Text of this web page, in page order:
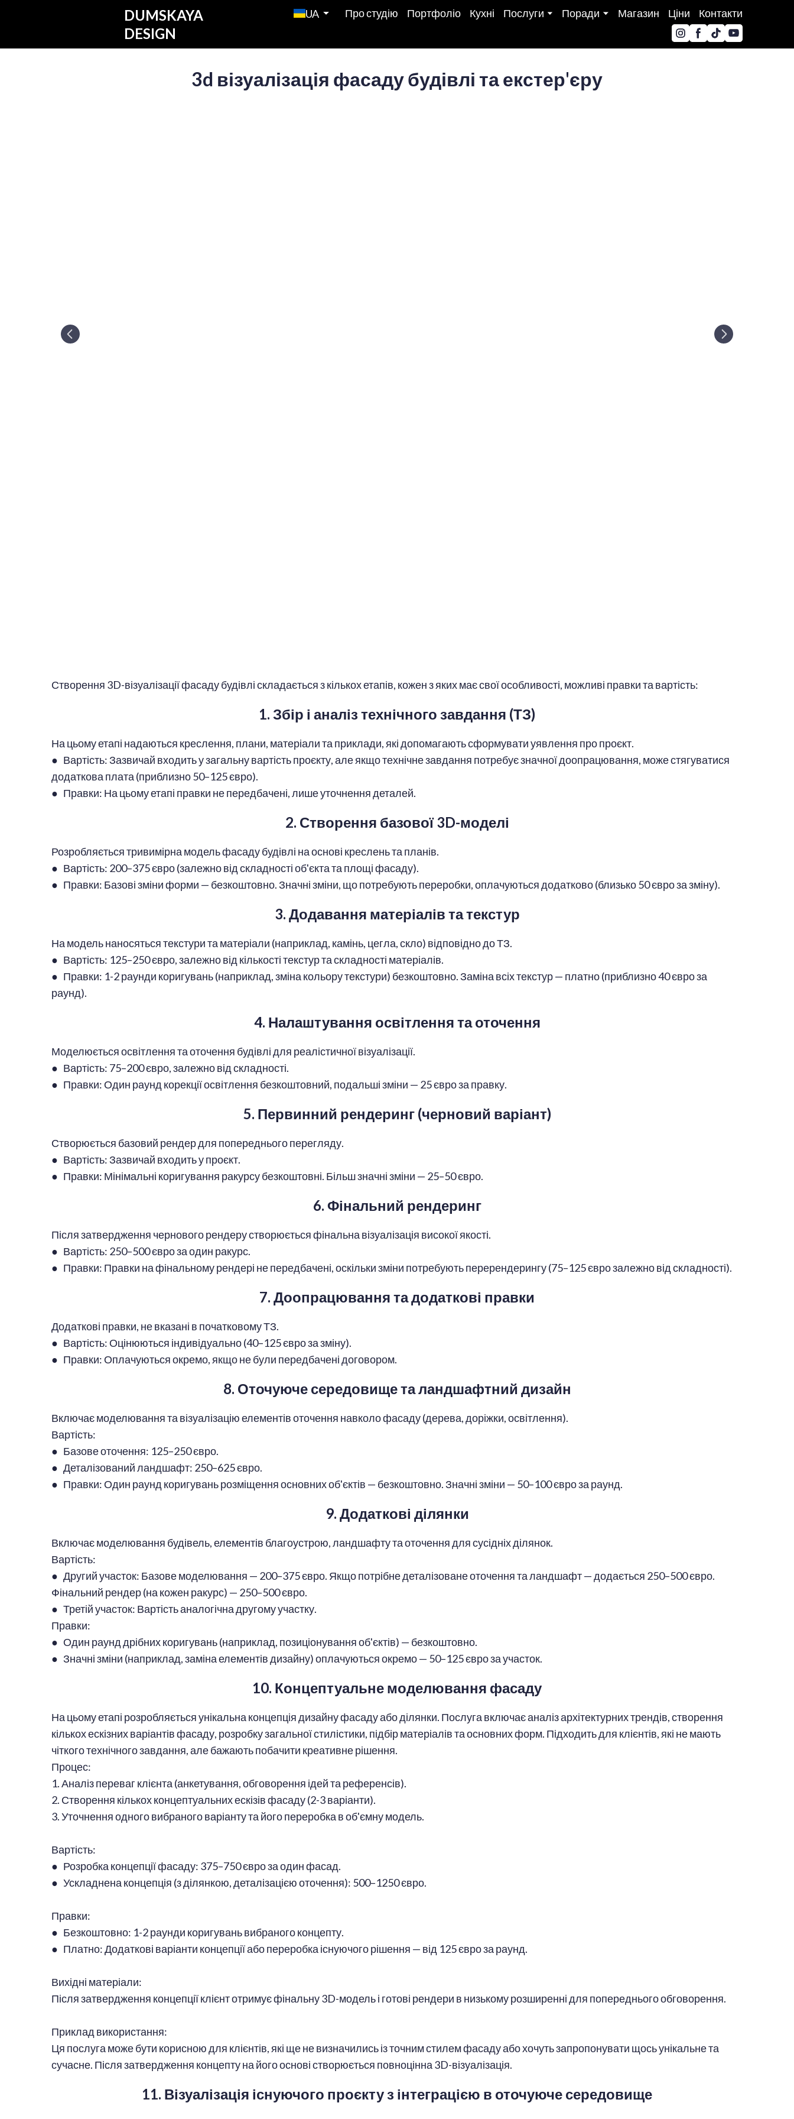
DUMSKAYA
DESIGN
UA Про студію Портфоліо Кухні Послуги Поради Магазин Ціни Контакти
3d візуалізація фасаду будівлі та екстер'єру
Створення 3D-візуалізації фасаду будівлі складається з кількох етапів, кожен з яких має свої особливості, можливі правки та вартість:
1. Збір і аналіз технічного завдання (ТЗ)
На цьому етапі надаються креслення, плани, матеріали та приклади, які допомагають сформувати уявлення про проєкт.
● Вартість: Зазвичай входить у загальну вартість проєкту, але якщо технічне завдання потребує значної доопрацювання, може стягуватися
додаткова плата (приблизно 50–125 євро).
● Правки: На цьому етапі правки не передбачені, лише уточнення деталей.
2. Створення базової 3D-моделі
Розробляється тривимірна модель фасаду будівлі на основі креслень та планів.
● Вартість: 200–375 євро (залежно від складності об'єкта та площі фасаду).
● Правки: Базові зміни форми — безкоштовно. Значні зміни, що потребують переробки, оплачуються додатково (близько 50 євро за зміну).
3. Додавання матеріалів та текстур
На модель наносяться текстури та матеріали (наприклад, камінь, цегла, скло) відповідно до ТЗ.
● Вартість: 125–250 євро, залежно від кількості текстур та складності матеріалів.
● Правки: 1-2 раунди коригувань (наприклад, зміна кольору текстури) безкоштовно. Заміна всіх текстур — платно (приблизно 40 євро за
раунд).
4. Налаштування освітлення та оточення
Моделюється освітлення та оточення будівлі для реалістичної візуалізації.
● Вартість: 75–200 євро, залежно від складності.
● Правки: Один раунд корекції освітлення безкоштовний, подальші зміни — 25 євро за правку.
5. Первинний рендеринг (черновий варіант)
Створюється базовий рендер для попереднього перегляду.
● Вартість: Зазвичай входить у проєкт.
● Правки: Мінімальні коригування ракурсу безкоштовні. Більш значні зміни — 25–50 євро.
6. Фінальний рендеринг
Після затвердження чернового рендеру створюється фінальна візуалізація високої якості.
● Вартість: 250–500 євро за один ракурс.
● Правки: Правки на фінальному рендері не передбачені, оскільки зміни потребують перерендерингу (75–125 євро залежно від складності).
7. Доопрацювання та додаткові правки
Додаткові правки, не вказані в початковому ТЗ.
● Вартість: Оцінюються індивідуально (40–125 євро за зміну).
● Правки: Оплачуються окремо, якщо не були передбачені договором.
8. Оточуюче середовище та ландшафтний дизайн
Включає моделювання та візуалізацію елементів оточення навколо фасаду (дерева, доріжки, освітлення).
Вартість:
● Базове оточення: 125–250 євро.
● Деталізований ландшафт: 250–625 євро.
● Правки: Один раунд коригувань розміщення основних об'єктів — безкоштовно. Значні зміни — 50–100 євро за раунд.
9. Додаткові ділянки
Включає моделювання будівель, елементів благоустрою, ландшафту та оточення для сусідніх ділянок.
Вартість:
● Другий участок: Базове моделювання — 200–375 євро. Якщо потрібне деталізоване оточення та ландшафт — додається 250–500 євро.
Фінальний рендер (на кожен ракурс) — 250–500 євро.
● Третій участок: Вартість аналогічна другому участку.
Правки:
● Один раунд дрібних коригувань (наприклад, позиціонування об'єктів) — безкоштовно.
● Значні зміни (наприклад, заміна елементів дизайну) оплачуються окремо — 50–125 євро за участок.
10. Концептуальне моделювання фасаду
На цьому етапі розробляється унікальна концепція дизайну фасаду або ділянки. Послуга включає аналіз архітектурних трендів, створення
кількох ескізних варіантів фасаду, розробку загальної стилістики, підбір матеріалів та основних форм. Підходить для клієнтів, які не мають
чіткого технічного завдання, але бажають побачити креативне рішення.
Процес:
1. Аналіз переваг клієнта (анкетування, обговорення ідей та референсів).
2. Створення кількох концептуальних ескізів фасаду (2-3 варіанти).
3. Уточнення одного вибраного варіанту та його переробка в об'ємну модель.
Вартість:
● Розробка концепції фасаду: 375–750 євро за один фасад.
● Ускладнена концепція (з ділянкою, деталізацією оточення): 500–1250 євро.
Правки:
● Безкоштовно: 1-2 раунди коригувань вибраного концепту.
● Платно: Додаткові варіанти концепції або переробка існуючого рішення — від 125 євро за раунд.
Вихідні матеріали:
Після затвердження концепції клієнт отримує фінальну 3D-модель і готові рендери в низькому розширенні для попереднього обговорення.
Приклад використання:
Ця послуга може бути корисною для клієнтів, які ще не визначились із точним стилем фасаду або хочуть запропонувати щось унікальне та
сучасне. Після затвердження концепту на його основі створюється повноцінна 3D-візуалізація.
11. Візуалізація існуючого проєкту з інтеграцією в оточуюче середовище